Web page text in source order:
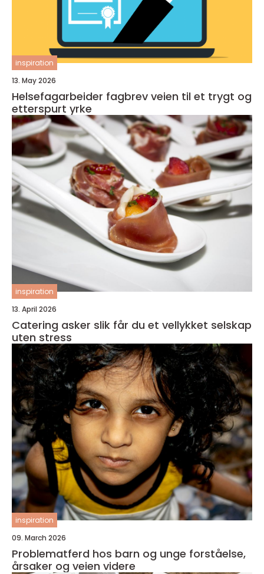
inspiration
13. May 2026
Helsefagarbeider fagbrev veien til et trygt og
etterspurt yrke
inspiration
13. April 2026
Catering asker slik får du et vellykket selskap
uten stress
inspiration
09. March 2026
Problematferd hos barn og unge forståelse,
årsaker og veien videre